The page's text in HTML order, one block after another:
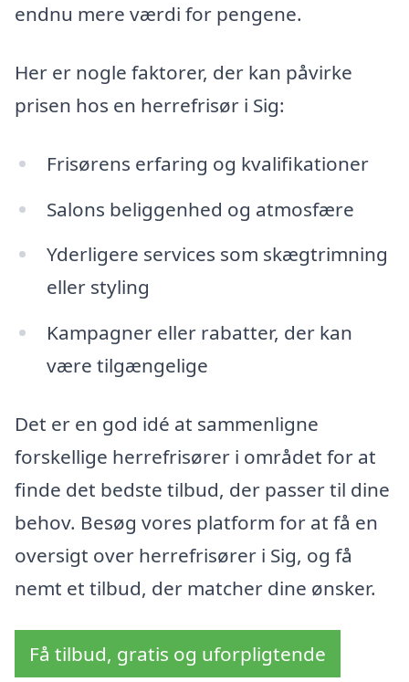
endnu mere værdi for pengene.
Her er nogle faktorer, der kan påvirke
prisen hos en herrefrisør i Sig:
Frisørens erfaring og kvalifikationer
Salons beliggenhed og atmosfære
Yderligere services som skægtrimning
eller styling
Kampagner eller rabatter, der kan
være tilgængelige
Det er en god idé at sammenligne
forskellige herrefrisører i området for at
finde det bedste tilbud, der passer til dine
behov. Besøg vores platform for at få en
oversigt over herrefrisører i Sig, og få
nemt et tilbud, der matcher dine ønsker.
Få tilbud, gratis og uforpligtende